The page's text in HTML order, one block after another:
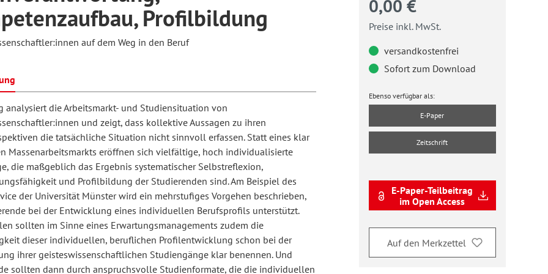
Schule und Unterricht
Arbeit
und
Erwachsenenbildung
für
Profilbildung
auf dem Weg in den Beruf
analysiert die Arbeitsmarkt- und Studiensituation von
und zeigt, dass kollektive Aussagen zu ihren
die tatsächliche Situation nicht sinnvoll erfassen. Statt eines klar
Massenarbeitsmarkts eröffnen sich vielfältige, hoch individualisierte
die maßgeblich das Ergebnis systematischer Selbstreflexion,
und Profilbildung der Studierenden sind. Am Beispiel des
der Universität Münster wird ein mehrstufiges Vorgehen beschrieben,
bei der Entwicklung eines individuellen Berufsprofils unterstützt.
sollten im Sinne eines Erwartungsmanagements zudem die
dieser individuellen, beruflichen Profilentwicklung schon bei der
ihrer geisteswissenschaftlichen Studiengänge klar benennen. Und
sollten dann durch anspruchsvolle Studienformate, die die individuellen
0,00 €
Preise inkl. MwSt.
versandkostenfrei
Sofort zum Download
Ebenso verfügbar als:
E-Paper
Zeitschrift
E-Paper-Teilbeitrag
im Open Access
Auf den Merkzettel